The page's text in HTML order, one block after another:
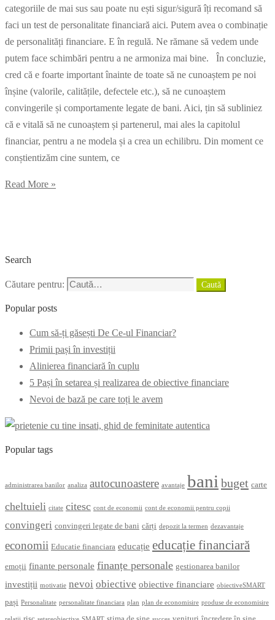
categoriile de mai sus sau poate nu ești sigur/sigură îți recomand să
faci un test de personalitate financiară aici. Putem avea o combinație
de personalități financiare. E în regulă. Ne rămane să vedem unde
putem face schimbări pentru a ne armoniza mai bine. În concluzie,
cred că e foarte important înainte de toate să ne cunoaștem pe noi
înșine (valorile, calitățile, defectele etc.), să ne cunoaștem
convingerile și comportamente legate de bani. Aici, țin să subliniez
că e vitală să ne cunoaștem și partenerul, mai ales la capitolul
financiar, pentru a ne modela și a crea un echilibru. Din moment ce
conștientizăm cine suntem, ce
Read More »
Search
Căutare pentru: Caută
Popular posts
Cum să-ți găsești De Ce-ul Financiar?
Primii pași în investiții
Alinierea financiară în cuplu
5 Pași în setarea și realizarea de obiective financiare
Nevoi de bază pe care toți le avem
Popular tags
administrarea banilor analiza autocunoastere avantaje bani buget carte
cheltuieli citate citesc cont de economii cont de economii pentru copii
convingeri convingeri legate de bani cărți depozit la termen dezavantaje
economii Educatie financiara educație educație financiară
emoții finante personale finanțe personale gestionarea banilor
investiții motivatie nevoi obiective obiective financiare obiectiveSMART
pași Personalitate personalitate financiara plan plan de economisire produse de economisire